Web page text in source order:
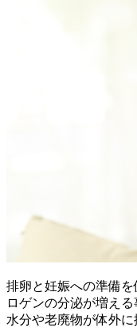
排卵と妊娠への準備
ロゲンの分泌が増え
水分や老廃物が体外